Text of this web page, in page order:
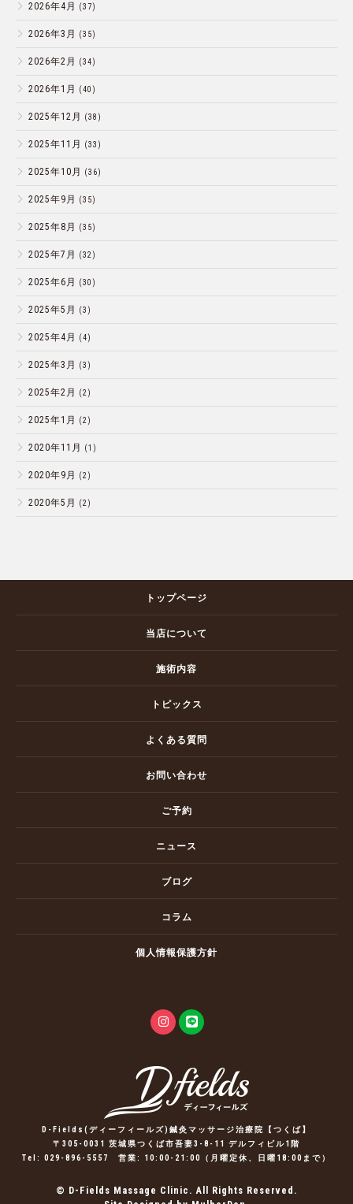
2026年4月 (37)
2026年3月 (35)
2026年2月 (34)
2026年1月 (40)
2025年12月 (38)
2025年11月 (33)
2025年10月 (36)
2025年9月 (35)
2025年8月 (35)
2025年7月 (32)
2025年6月 (30)
2025年5月 (3)
2025年4月 (4)
2025年3月 (3)
2025年2月 (2)
2025年1月 (2)
2020年11月 (1)
2020年9月 (2)
2020年5月 (2)
トップページ
当店について
施術内容
トピックス
よくある質問
お問い合わせ
ご予約
ニュース
ブログ
コラム
個人情報保護方針
D-Fields(ディーフィールズ)鍼灸マッサージ治療院【つくば】
〒305-0031 茨城県つくば市吾妻3-8-11 デルフィビル1階
Tel: 029-896-5557 営業: 10:00-21:00（月曜定休、日曜18:00まで）
© D-Fields Massage Clinic. All Rights Reserved.